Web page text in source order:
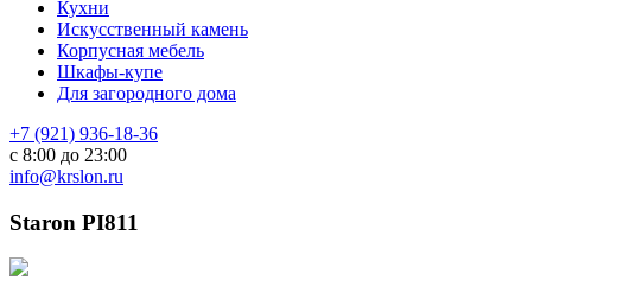
Кухни
Искусственный камень
Корпусная мебель
Шкафы-купе
Для загородного дома
+7 (921) 936-18-36
с 8:00 до 23:00
info@krslon.ru
Staron PI811